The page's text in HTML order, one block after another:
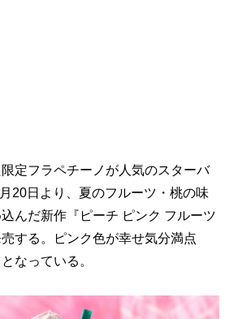
定フラペチーノが人気のスターバ
20日より、夏のフルーツ・桃の味
んだ新作『ピーチ ピンク フルーツ
する。ピンク色が幸せ気分満点
なっている。